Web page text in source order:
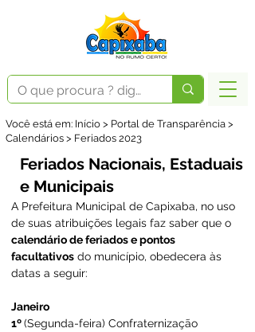
Você está em: Início > Portal de Transparência >
Calendários > Feriados 2023
Feriados Nacionais, Estaduais
e Municipais
A Prefeitura Municipal de Capixaba, no uso
de suas atribuições legais faz saber que o
calendário de feriados e pontos
facultativos do município, obedecera às
datas a seguir:
Janeiro
1º (Segunda-feira) Confraternização